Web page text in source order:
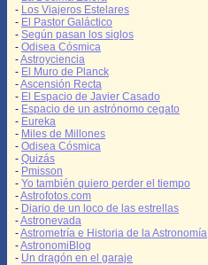
- Los Viajeros Estelares
- El Pastor Galáctico
- Según pasan los siglos
- Odisea Cósmica
-Astroyciencia
- El Muro de Planck
-Ascensión Recta
- El Espacio de Javier Casado
- Espacio de un astrónomo cegato
- Eureka
- Miles de Millones
- Odisea Cósmica
- Quizás
- Pmisson
- Yo también quiero perder el tiempo
-Astrofotos.com
- Diario de un loco de las estrellas
-Astronevada
-Astrometría e Historia de la Astronomía
-AstronomiBlog
- Un dragón en el garaje